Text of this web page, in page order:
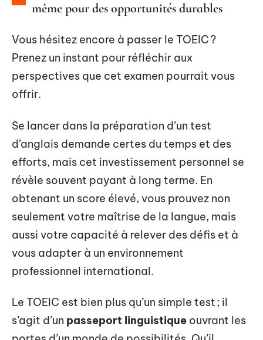
même pour des opportunités durables
Vous hésitez encore à passer le TOEIC ?
Prenez un instant pour réfléchir aux
perspectives que cet examen pourrait vous
offrir.
Se lancer dans la préparation d’un test
d’anglais demande certes du temps et des
efforts, mais cet investissement personnel se
révèle souvent payant à long terme. En
obtenant un score élevé, vous prouvez non
seulement votre maîtrise de la langue, mais
aussi votre capacité à relever des défis et à
vous adapter à un environnement
professionnel international.
Le TOEIC est bien plus qu’un simple test ; il
s’agit d’un passeport linguistique ouvrant les